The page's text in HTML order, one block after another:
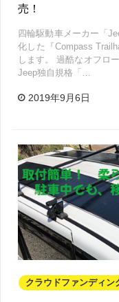
売！
四輪駆動車メーカー「
化した『Compass
します。 過酷なオフロ
Jeep独自規格「…
2019年9月6日
クラウドファンディン